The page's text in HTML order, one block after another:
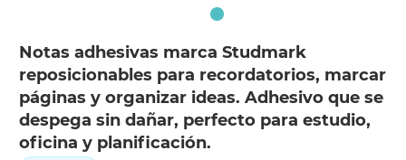
Notas adhesivas marca Studmark
reposicionables para recordatorios, marcar
páginas y organizar ideas. Adhesivo que se
despega sin dañar, perfecto para estudio,
oficina y planificación.